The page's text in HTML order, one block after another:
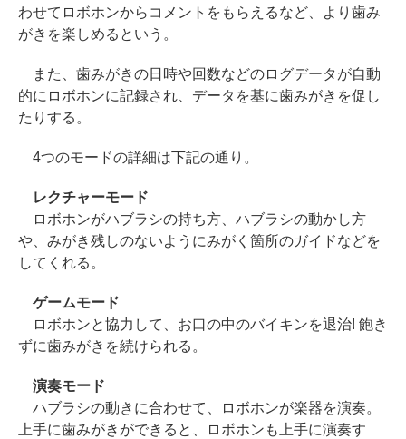
わせてロボホンからコメントをもらえるなど、より歯み
がきを楽しめるという。
また、歯みがきの日時や回数などのログデータが自動
的にロボホンに記録され、データを基に歯みがきを促し
たりする。
4つのモードの詳細は下記の通り。
レクチャーモード
ロボホンがハブラシの持ち方、ハブラシの動かし方
や、みがき残しのないようにみがく箇所のガイドなどを
してくれる。
ゲームモード
ロボホンと協力して、お口の中のバイキンを退治! 飽き
ずに歯みがきを続けられる。
演奏モード
ハブラシの動きに合わせて、ロボホンが楽器を演奏。
上手に歯みがきができると、ロボホンも上手に演奏す